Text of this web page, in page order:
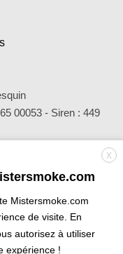
00053 - Siren : 449
au 03 20 90 56 55 du
Visa
Visa
Electron
X
Mistersmoke.com
de visite. En
autorisez à utiliser
expérience !